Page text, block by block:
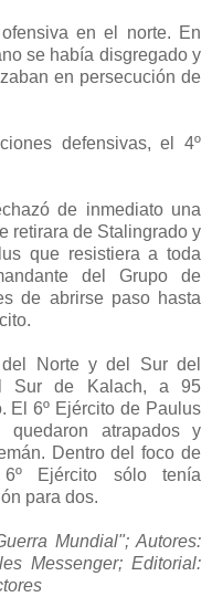
en el norte. En
se había disgregado y
en persecución de
defensivas, el 4º
de inmediato una
retirara de Stalingrado y
que resistiera a toda
del Grupo de
de abrirse paso hasta
Norte y del Sur del
Sur de Kalach, a 95
El 6º Ejército de Paulus
atrapados y
Dentro del foco de
Ejército sólo tenía
para dos.
Mundial"; Autores:
Messenger; Editorial: